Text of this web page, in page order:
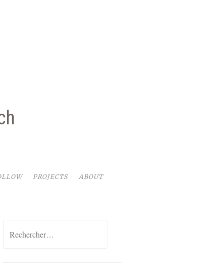
PROJECTS ABOUT